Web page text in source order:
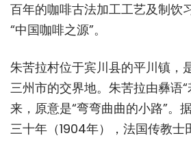
百年的咖啡古法加工工艺及制饮
“中国咖啡之源”。
朱苦拉村位于宾川县的平川镇，
三州市的交界地。朱苦拉由彝语
来，原意是“弯弯曲曲的小路”。
三十年（1904年），法国传教士